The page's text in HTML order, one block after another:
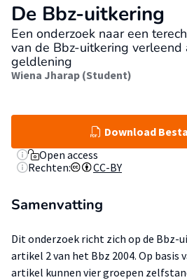
De Bbz-uitkering
Een onderzoek naar een
van de Bbz-uitkering verleend
geldlening
Wiena Jharap (Student)
Download
Open access
Rechten:
CC-BY
Samenvatting
Dit onderzoek richt zich op de Bbz-
artikel 2 van het Bbz 2004. Op basis
artikel kunnen vier groepen